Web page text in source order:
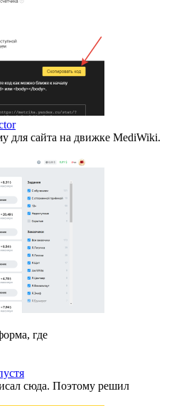
для сайта на движке MediWiki.
где
сюда. Поэтому решил